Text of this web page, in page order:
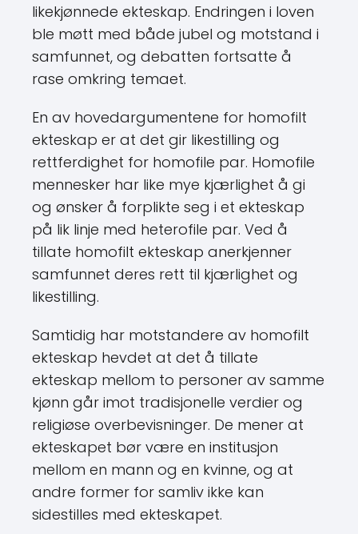
likekjønnede ekteskap. Endringen i loven
ble møtt med både jubel og motstand i
samfunnet, og debatten fortsatte å
rase omkring temaet.
En av hovedargumentene for homofilt
ekteskap er at det gir likestilling og
rettferdighet for homofile par. Homofile
mennesker har like mye kjærlighet å gi
og ønsker å forplikte seg i et ekteskap
på lik linje med heterofile par. Ved å
tillate homofilt ekteskap anerkjenner
samfunnet deres rett til kjærlighet og
likestilling.
Samtidig har motstandere av homofilt
ekteskap hevdet at det å tillate
ekteskap mellom to personer av samme
kjønn går imot tradisjonelle verdier og
religiøse overbevisninger. De mener at
ekteskapet bør være en institusjon
mellom en mann og en kvinne, og at
andre former for samliv ikke kan
sidestilles med ekteskapet.